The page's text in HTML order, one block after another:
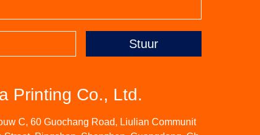
Stuur
Printing Co., Ltd.
C, 60 Guochang Road, Liulian Communit